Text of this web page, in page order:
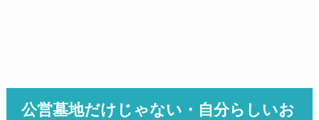
公営墓地だけじゃない・自分らしいお